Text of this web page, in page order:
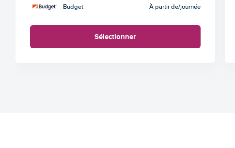
Budget À partir de/journée
Sélectionner